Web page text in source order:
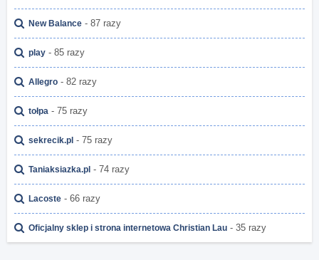
New Balance - 87 razy
play - 85 razy
Allegro - 82 razy
tołpa - 75 razy
sekrecik.pl - 75 razy
Taniaksiazka.pl - 74 razy
Lacoste - 66 razy
Oficjalny sklep i strona internetowa Christian Lau - 35 razy